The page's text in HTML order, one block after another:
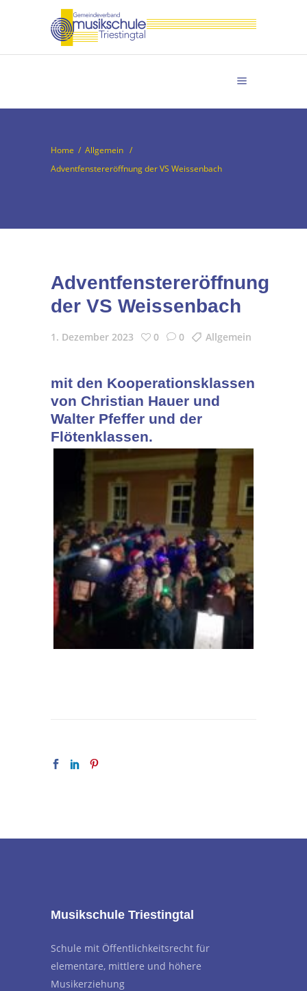
Home / Allgemein /
Adventfenstereröffnung der VS Weissenbach
Adventfenstereröffnung
der VS Weissenbach
1. Dezember 2023 0 0 Allgemein
mit den Kooperationsklassen
von Christian Hauer und
Walter Pfeffer und der
Flötenklassen.
Musikschule Triestingtal
Schule mit Öffentlichkeitsrecht für
elementare, mittlere und höhere
Musikerziehung